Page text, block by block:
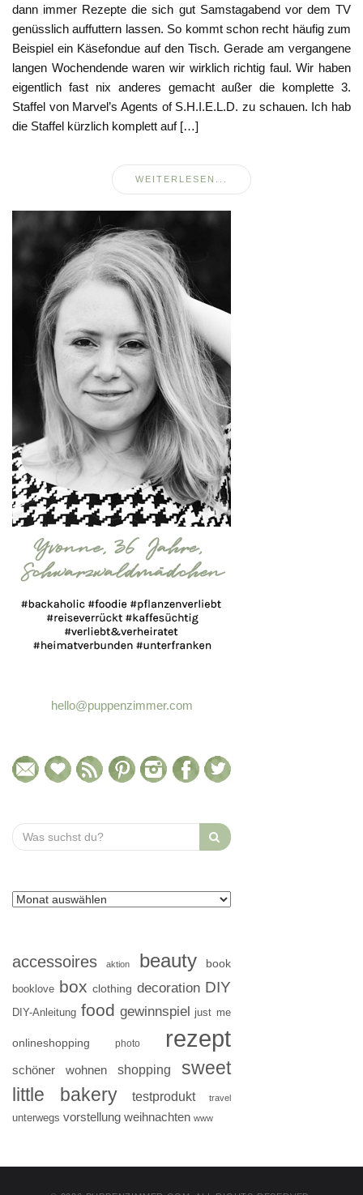
dann immer Rezepte die sich gut Samstagabend vor dem TV
genüsslich auffuttern lassen. So kommt schon recht häufig zum
Beispiel ein Käsefondue auf den Tisch. Gerade am vergangene
langen Wochendende waren wir wirklich richtig faul. Wir haben
eigentlich fast nix anderes gemacht außer die komplette 3.
Staffel von Marvel’s Agents of S.H.I.E.L.D. zu schauen. Ich hab
die Staffel kürzlich komplett auf […]
WEITERLESEN...
hello@puppenzimmer.com
Search
for:
accessoires aktion beauty book
booklove box clothing decoration DIY
DIY-Anleitung food gewinnspiel just me
onlineshopping photo rezept
schöner wohnen shopping
sweet
little bakery
testprodukt travel
unterwegs vorstellung weihnachten www